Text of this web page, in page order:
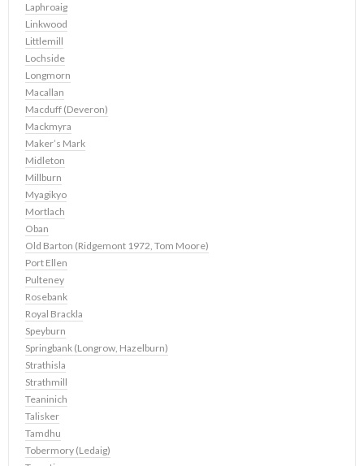
Laphroaig
Linkwood
Littlemill
Lochside
Longmorn
Macallan
Macduff (Deveron)
Mackmyra
Maker’s Mark
Midleton
Millburn
Myagikyo
Mortlach
Oban
Old Barton (Ridgemont 1972, Tom Moore)
Port Ellen
Pulteney
Rosebank
Royal Brackla
Speyburn
Springbank (Longrow, Hazelburn)
Strathisla
Strathmill
Teaninich
Talisker
Tamdhu
Tobermory (Ledaig)